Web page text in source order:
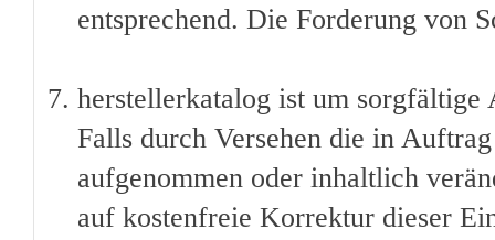
entsprechend. Die Forderung von
herstellerkatalog ist um sorgfältige
Falls durch Versehen die in
aufgenommen oder inhaltlich
auf kostenfreie Korrektur dieser